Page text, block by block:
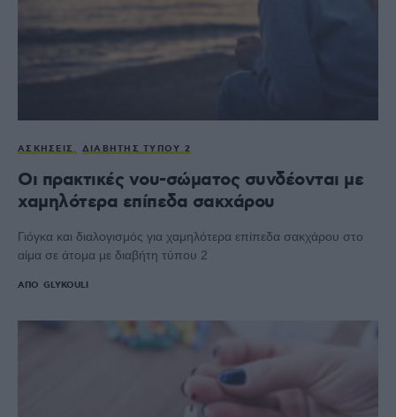
ΑΣΚΉΣΕΙΣ ΔΙΑΒΉΤΗΣ ΤΎΠΟΥ 2
Oι πρακτικές νου-σώματος συνδέονται με
χαμηλότερα επίπεδα σακχάρου
Γιόγκα και διαλογισμός για χαμηλότερα επίπεδα σακχάρου στο
αίμα σε άτομα με διαβήτη τύπου 2
ΑΠΌ GLYKOULI